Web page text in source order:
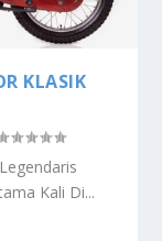
KLASIK
Kali Di...